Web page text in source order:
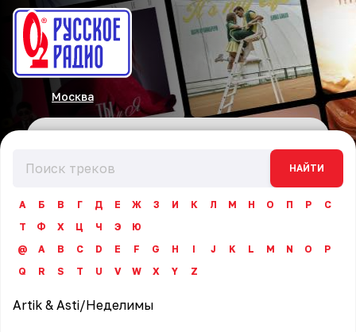
Москва
НАЙТИ
А Б В Г Д Е Ж З И К Л М Н О П Р
С
Т
Ф Х Ц Ч Э
Ю
@
A B C D E F G H I J K L M N O
P
Q
R S T U V W X Y Z
Artik & Asti/Неделимы